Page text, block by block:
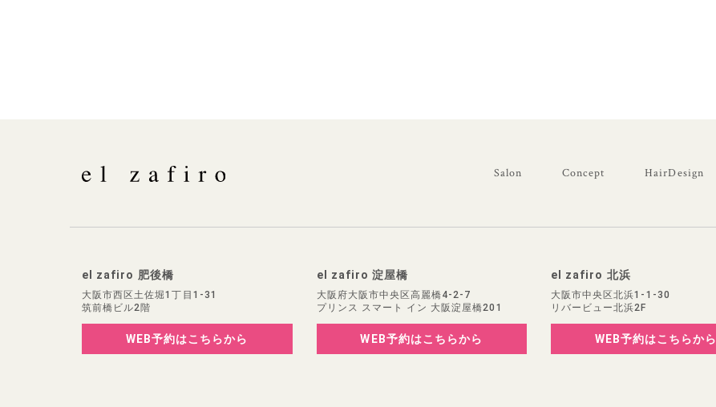
Salon Concept HairDesign
el zafiro 肥後橋
大阪市西区土佐堀1丁目1-31
筑前橋ビル2階
WEB予約はこちらから
el zafiro 淀屋橋
大阪府大阪市中央区高麗橋4-2-7
プリンス スマート イン 大阪淀屋橋201
WEB予約はこちらから
el zafiro 北浜
大阪市中央区北浜1-1-30
リバービュー北浜2F
WEB予約はこちらから